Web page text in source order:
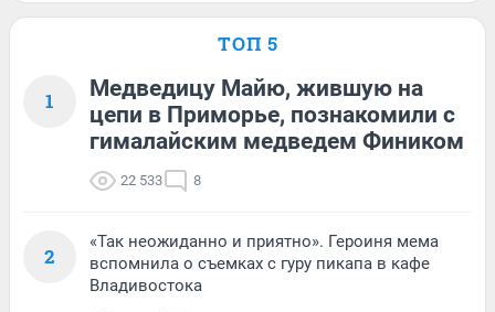
ТОП 5
1
Медведицу Майю, жившую на
цепи в Приморье, познакомили с
гималайским медведем Фиником
22 533 8
2
«Так неожиданно и приятно». Героиня мема
вспомнила о съемках с гуру пикапа в кафе
Владивостока